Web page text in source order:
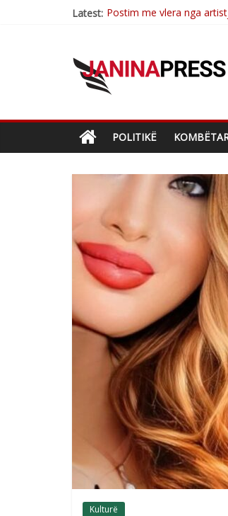
Latest: Nga poetja atdhetare
Çlirimtari Mentor
POLITIKË
Kulturë